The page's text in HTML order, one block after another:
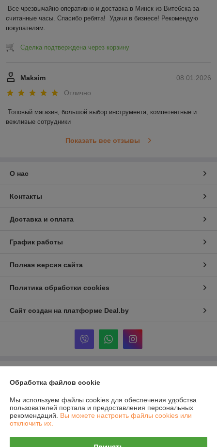
Все чрезвычайно оперативно и доставка в Минск из Витебска за
считанные часы. Спасибо ребята!  Удачи в бизнесе! Рекомендую
покупателям.
Сделка подтверждена через корзину
08.01.2026
Maksim
Отлично
Топовый магазин, большой выбор инструмента, компетентные и
вежливые сотрудники
Показать все отзывы
О нас
Контакты
Доставка и оплата
График работы
Полная версия сайта
Политика обработки cookies
Сайт создан на платформе Deal.by
г. Витебск, ул. Ленина, 19
Регистрационный номер ЕГР: 392022024
Регистрационный орган: Администрация Октябрьского района г
Обработка файлов cookie
Мы используем файлы cookies для обеспечения удобства
пользователей портала и предоставления персональных
рекомендаций. Вы можете настроить файлы cookies или
отключить их.